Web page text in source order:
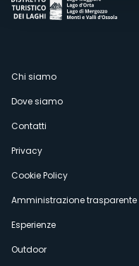
Menù
secondario
Chi siamo
Dove siamo
Contatti
Privacy
Cookie Policy
Amministrazione trasparente
Esperienze
Outdoor